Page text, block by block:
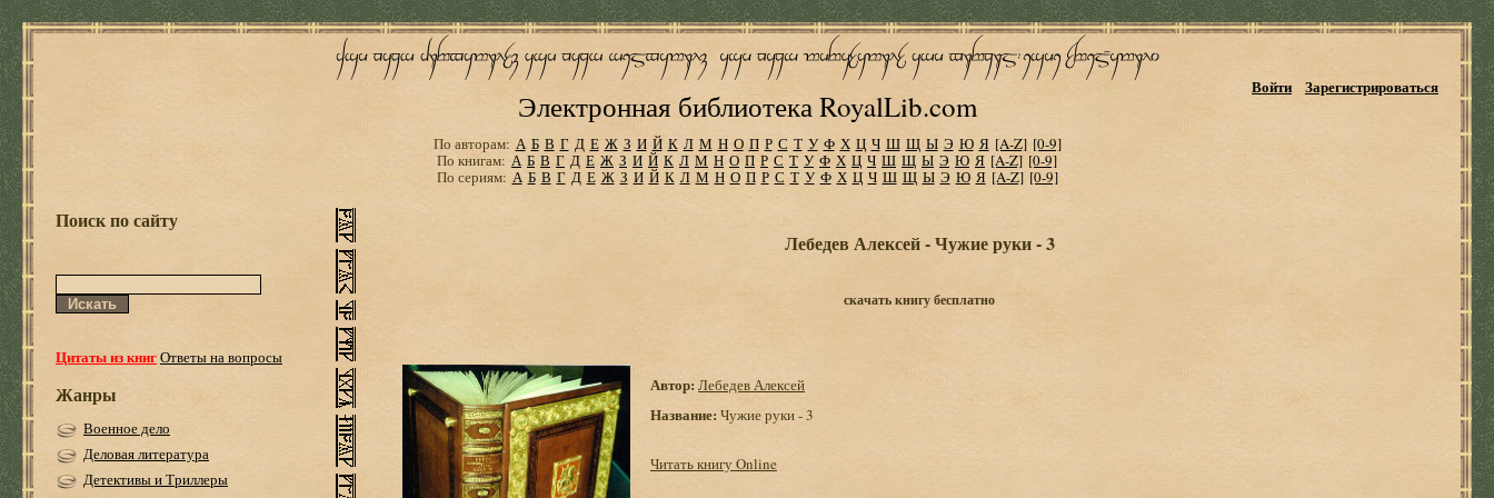
Электронная библиотека RoyalLib.com
Войти Зарегистрироваться
По авторам: А Б В Г Д Е Ж З И Й К Л М Н О П Р С Т У Ф Х Ц Ч Ш Щ Ы Э Ю Я [A-Z] [0-9]
По книгам: А Б В Г Д Е Ж З И Й К Л М Н О П Р С Т У Ф Х Ц Ч Ш Щ Ы Э Ю Я [A-Z] [0-9]
По сериям: А Б В Г Д Е Ж З И Й К Л М Н О П Р С Т У Ф Х Ц Ч Ш Щ Ы Э Ю Я [A-Z] [0-9]
Поиск по сайту
Цитаты из книгОтветы на вопросы
Жанры
Военное дело
Деловая литература
Детективы и Триллеры
Лебедев Алексей - Чужие руки - 3
скачать книгу бесплатно
Автор: Лебедев Алексей
Название: Чужие руки - 3
Читать книгу Online